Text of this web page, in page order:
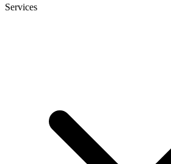
Services